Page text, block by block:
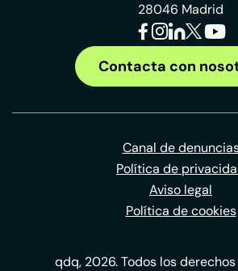
28046 Madrid
Contacta con
Canal de
Política de
Aviso legal
Política de cookies
qdq, 2026. Todos los